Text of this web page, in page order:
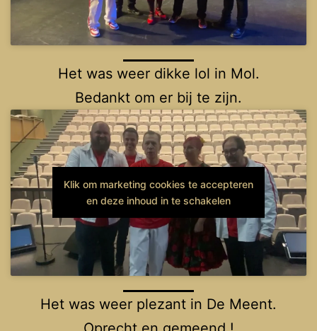
Het was weer dikke lol in Mol.
Bedankt om er bij te zijn.
Klik om marketing cookies te accepteren
en deze inhoud in te schakelen
Het was weer plezant in De Meent.